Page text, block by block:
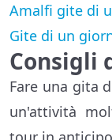
Amalfi gite di
Gite di un
Consigli
Fare una gita
un'attività